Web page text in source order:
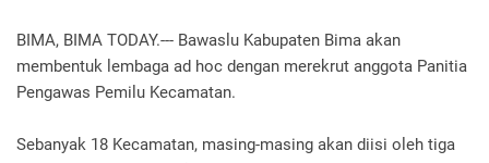
BIMA, BIMA TODAY.--- Bawaslu Kabupaten Bima akan
membentuk lembaga ad hoc dengan merekrut anggota Panitia
Pengawas Pemilu Kecamatan.
Sebanyak 18 Kecamatan, masing-masing akan diisi oleh tiga